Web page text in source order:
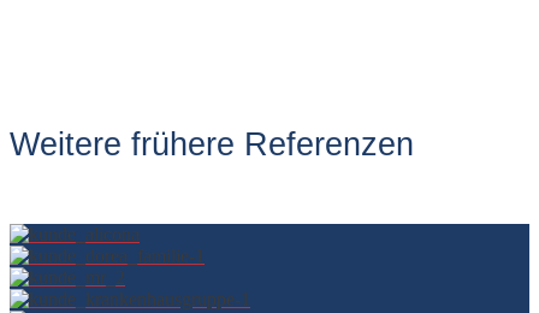
Weitere frühere Referenzen